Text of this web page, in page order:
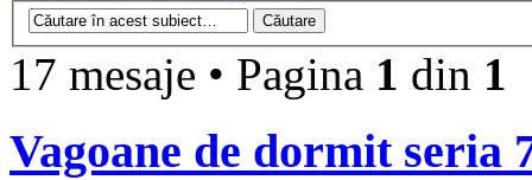
17 mesaje • Pagina 1 din 1
Vagoane de dormit seria